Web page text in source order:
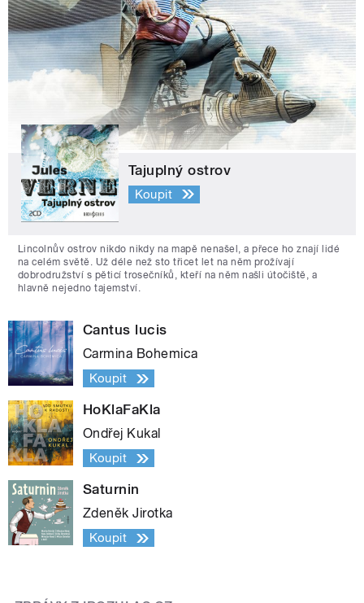
Tajuplný ostrov
Koupit
Lincolnův ostrov nikdo nikdy na mapě nenašel, a přece ho znají lidé
na celém světě. Už déle než sto třicet let na něm prožívají
dobrodružství s pěticí trosečníků, kteří na něm našli útočiště, a
hlavně nejedno tajemství.
Cantus lucis
Carmina Bohemica
Koupit
HoKlaFaKla
Ondřej Kukal
Koupit
Saturnin
Zdeněk Jirotka
Koupit